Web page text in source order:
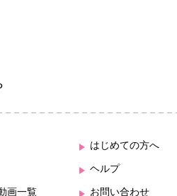
画一覧
はじめての方へ
ヘルプ
お問い合わせ